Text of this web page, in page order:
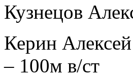
Кузнецов
Керин
– 100м в/ст